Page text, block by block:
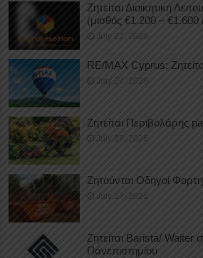
Ζητείται Διοικητική
(μισθός €1.200 –
July 27, 2026
RE/MAX Cyprus:
July 27, 2026
Ζητείται Περιβολάρης
July 27, 2026
Ζητούνται Οδηγοί
July 27, 2026
Ζητείται Barista/ Waiter
Πανεπιστημίου